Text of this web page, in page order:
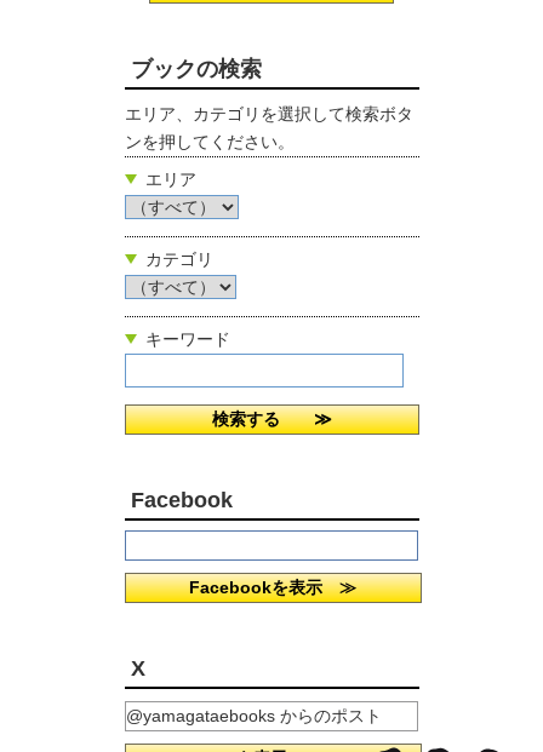
ブックの検索
エリア、カテゴリを選択して検索ボタ
ンを押してください。
エリア
カテゴリ
キーワード
Facebook
Facebookを表示 ≫
X
@yamagataebooks からのポスト